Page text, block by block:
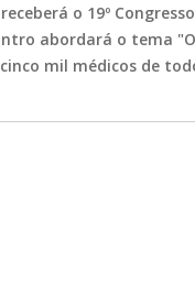
o 19º
abordará o tema
mil médicos de